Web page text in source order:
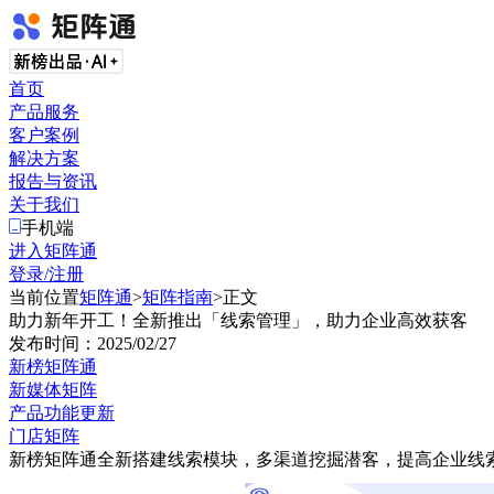
首页
产品服务
客户案例
解决方案
报告与资讯
关于我们
手机端
进入矩阵通
登录/注册
当前位置矩阵通>矩阵指南>正文
助力新年开工！全新推出「线索管理」，助力企业高效获客
发布时间： 2025/02/27
新榜矩阵通
新媒体矩阵
产品功能更新
门店矩阵
新榜矩阵通全新搭建线索模块，多渠道挖掘潜客，提高企业线